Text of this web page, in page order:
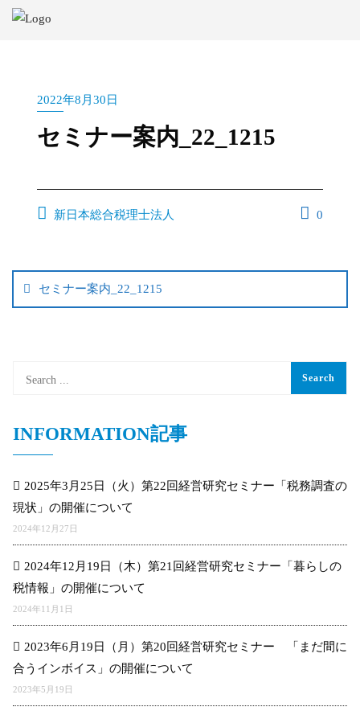
2022年8月30日
セミナー案内_22_1215
新日本総合税理士法人 0
セミナー案内_22_1215
INFORMATION記事
2025年3月25日（火）第22回経営研究セミナー「税務調査の
現状」の開催について
2024年12月27日
2024年12月19日（木）第21回経営研究セミナー「暮らしの
税情報」の開催について
2024年11月1日
2023年6月19日（月）第20回経営研究セミナー 「まだ間に
合うインボイス」の開催について
2023年5月19日